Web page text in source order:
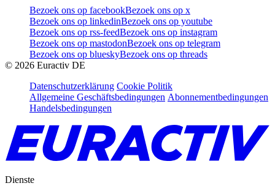
Bezoek ons op facebookBezoek ons op x
Bezoek ons op linkedinBezoek ons op youtube
Bezoek ons op rss-feedBezoek ons op instagram
Bezoek ons op mastodonBezoek ons op telegram
Bezoek ons op blueskyBezoek ons op threads
© 2026 Euractiv DE
Datenschutzerklärung Cookie Politik
Allgemeine Geschäftsbedingungen Abonnementbedingungen
Handelsbedingungen
Dienste